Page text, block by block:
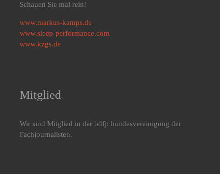
Schauen Sie mal rein!
www.markus-kamps.de
www.sleep-performance.com
www.kzgs.de
Mitglied
Wir sind Mitglied in der bdfj: bundesvereinigung der
Fachjournalisten.